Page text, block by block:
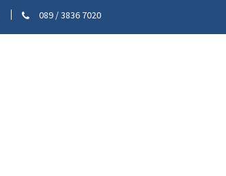
089 / 3836 7020